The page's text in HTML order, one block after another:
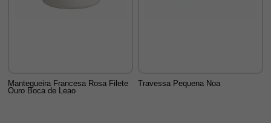
Mantegueira Francesa Rosa Filete
Ouro Boca de Leao
Travessa Pequena Noa